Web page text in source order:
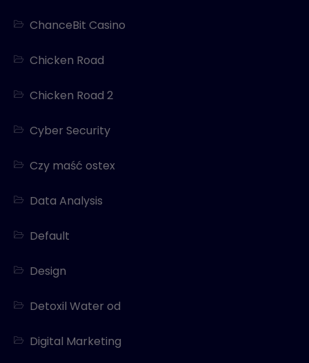
ChanceBit Casino
Chicken Road
Chicken Road 2
Cyber Security
Czy maść ostex
Data Analysis
Default
Design
Detoxil Water od
Digital Marketing